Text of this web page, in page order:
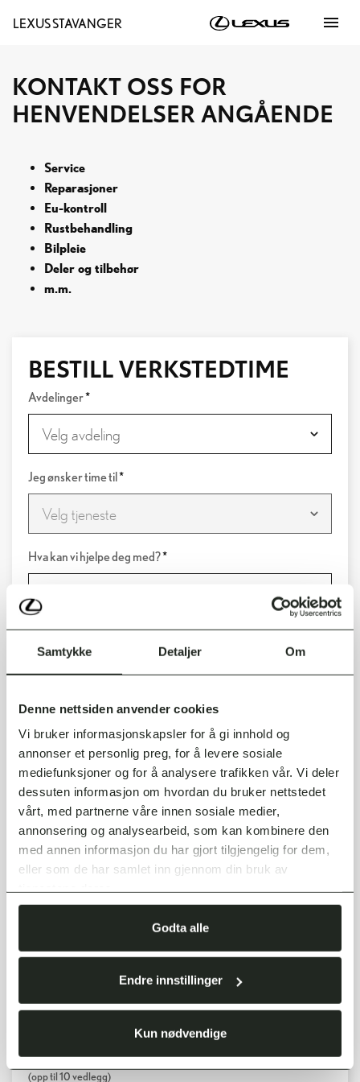
Samtykke Detaljer Om
Denne nettsiden anvender cookies
Vi bruker informasjonskapsler for å gi innhold og
annonser et personlig preg, for å levere sosiale
mediefunksjoner og for å analysere trafikken vår. Vi deler
dessuten informasjon om hvordan du bruker nettstedet
vårt, med partnerne våre innen sosiale medier,
annonsering og analysearbeid, som kan kombinere den
med annen informasjon du har gjort tilgjengelig for dem,
eller som de har samlet inn gjennom din bruk av
tjenestene deres.
Godta alle
Endre innstillinger
Kun nødvendige
LEXUS STAVANGER menu
KONTAKT OSS FOR
HENVENDELSER ANGÅENDE
Service
Reparasjoner
Eu-kontroll
Rustbehandling
Bilpleie
Deler og tilbehør
m.m.
BESTILL VERKSTEDTIME
Avdelinger*
Jeg ønsker time til *
Hva kan vi hjelpe deg med?*
Registreringsnr. på din bil
Fornavn
Etternavn
E-postadresse*
LAST OPP VEDLEGG
(opp til 10 vedlegg)